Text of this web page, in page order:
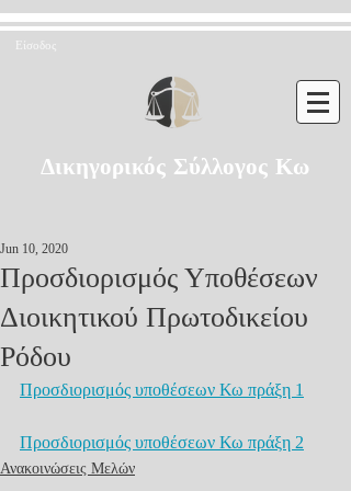
Είσοδος
Δικηγορικός Σύλλογος Κω
Προσδιορισμός Υποθέσεων
Διοικητικού Πρωτοδικείου
Ρόδου
Jun 10, 2020
Προσδιορισμός υποθέσεων Κω πράξη 1
Προσδιορισμός υποθέσεων Κω πράξη 2
Ανακοινώσεις Μελών